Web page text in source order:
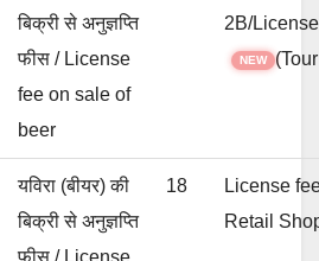
बिक्री से अनुज्ञप्ति
फीस / License
fee on sale of
beer
2B/
NEW
यविरा (बीयर) की
बिक्री से अनुज्ञप्ति
18
License
Retail